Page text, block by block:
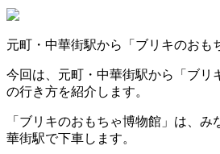
元町・中華街駅から「ブリキのおも
今回は、元町・中華街駅から「ブリ
の行き方を紹介します。
「ブリキのおもちゃ博物館」は、み
華街駅で下車します。